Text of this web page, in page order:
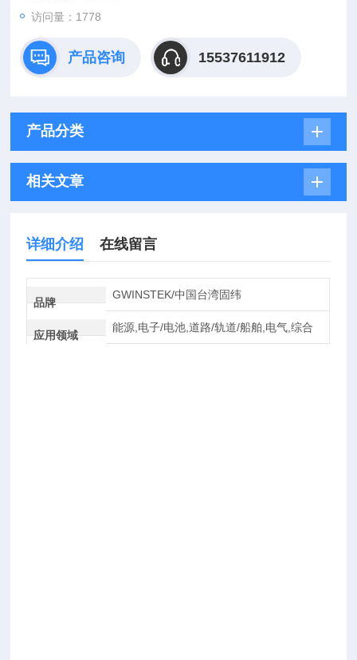
访问量：1778
产品咨询 15537611912
产品分类
相关文章
详细介绍 在线留言
品牌
GWINSTEK/中国台湾固纬
应用领域
能源,电子/电池,道路/轨道/船舶,电气,综合